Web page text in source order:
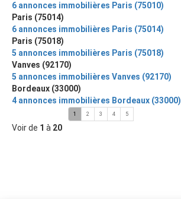
6 annonces immobilières Paris (75010)
Paris (75014)
6 annonces immobilières Paris (75014)
Paris (75018)
5 annonces immobilières Paris (75018)
Vanves (92170)
5 annonces immobilières Vanves (92170)
Bordeaux (33000)
4 annonces immobilières Bordeaux (33000)
Voir de 1 à 20
1 2 3 4 5